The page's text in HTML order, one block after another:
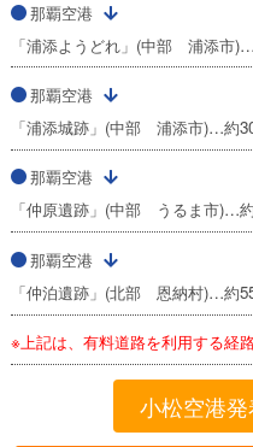
那覇空港
「浦添ようどれ」(中部 浦添市
那覇空港
「浦添城跡」(中部 浦添市)…約
那覇空港
「仲原遺跡」(中部 うるま市)…
那覇空港
「仲泊遺跡」(北部 恩納村)…約
※上記は、有料道路を利用する経
小松空港